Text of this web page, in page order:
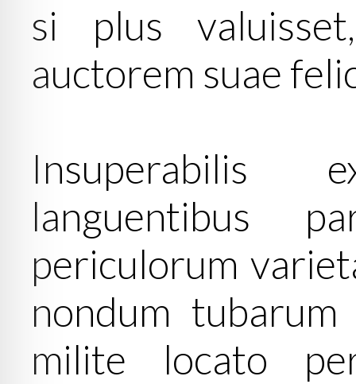
si plus
auctorem suae
Insuperabilis
languentibus
periculorum
nondum
milite locato